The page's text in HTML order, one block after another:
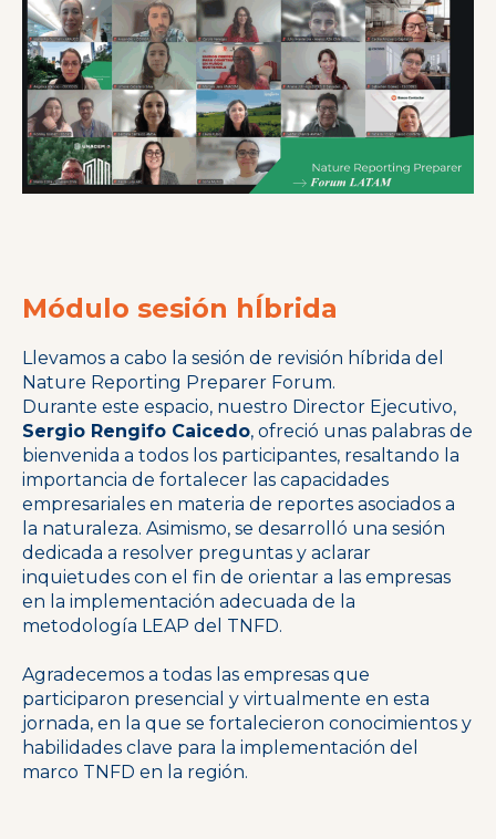
Módulo sesión hÍbrida
Llevamos a cabo la sesión de revisión híbrida del
Nature Reporting Preparer Forum.
Durante este espacio, nuestro Director Ejecutivo,
Sergio Rengifo Caicedo, ofreció unas palabras de
bienvenida a todos los participantes, resaltando la
importancia de fortalecer las capacidades
empresariales en materia de reportes asociados a
la naturaleza. Asimismo, se desarrolló una sesión
dedicada a resolver preguntas y aclarar
inquietudes con el fin de orientar a las empresas
en la implementación adecuada de la
metodología LEAP del TNFD.
Agradecemos a todas las empresas que
participaron presencial y virtualmente en esta
jornada, en la que se fortalecieron conocimientos y
habilidades clave para la implementación del
marco TNFD en la región.